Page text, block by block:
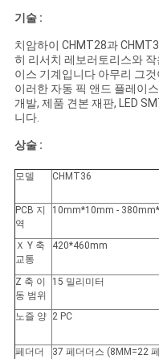
개
인
정
보
보
정
책
기술 :
치암하이 CHMT28과
히 리서치 레보러토리스와
이스 기계입니다 아무리 그
이러한 자동 픽 앤드 플레이
개발, 제품 견본 재판, LED
니다.
상술 :
모델 CHMT36
PCB 지
역
10mm*10mm -
Ｘ Y 축
교통
420*460mm
Z 축 이
동 범위
15 밀리미터
노즐 양 2 PC
페더더
37 페더더스 (8MM=22